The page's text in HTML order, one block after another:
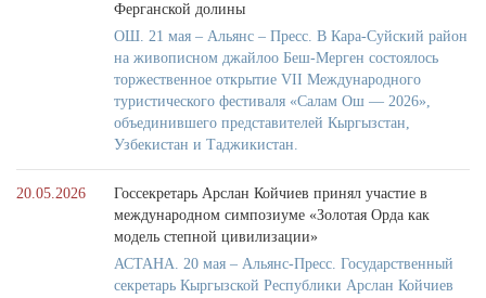
Ферганской долины
ОШ. 21 мая – Альянс – Пресс. В Кара-Суйский район
на живописном джайлоо Беш-Мерген состоялось
торжественное открытие VII Международного
туристического фестиваля «Салам Ош — 2026»,
объединившего представителей Кыргызстан,
Узбекистан и Таджикистан.
20.05.2026
Госсекретарь Арслан Койчиев принял участие в
международном симпозиуме «Золотая Орда как
модель степной цивилизации»
АСТАНА. 20 мая – Альянс-Пресс. Государственный
секретарь Кыргызской Республики Арслан Койчиев